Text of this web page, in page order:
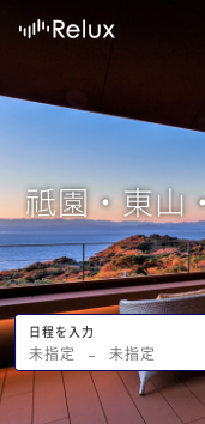
祗園・東山
日程を入力
未指定 − 未指定